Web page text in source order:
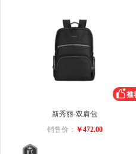
新秀丽-双肩包
销售价： ￥472.00